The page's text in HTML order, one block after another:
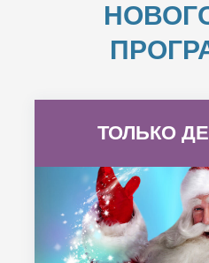
ТОЛЬКО